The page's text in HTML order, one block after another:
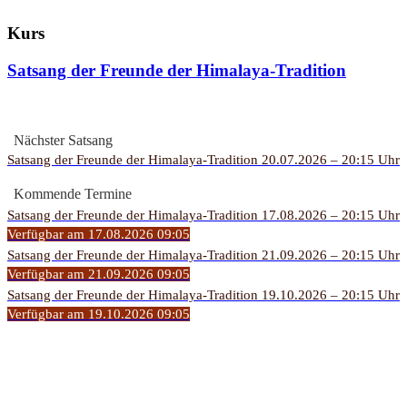
Kurs
Satsang der Freunde der Himalaya-Tradition
Nächster Satsang
Satsang der Freunde der Himalaya-Tradition 20.07.2026 – 20:15 Uhr
Kommende Termine
Satsang der Freunde der Himalaya-Tradition 17.08.2026 – 20:15 Uhr
Verfügbar am 17.08.2026 09:05
Satsang der Freunde der Himalaya-Tradition 21.09.2026 – 20:15 Uhr
Verfügbar am 21.09.2026 09:05
Satsang der Freunde der Himalaya-Tradition 19.10.2026 – 20:15 Uhr
Verfügbar am 19.10.2026 09:05